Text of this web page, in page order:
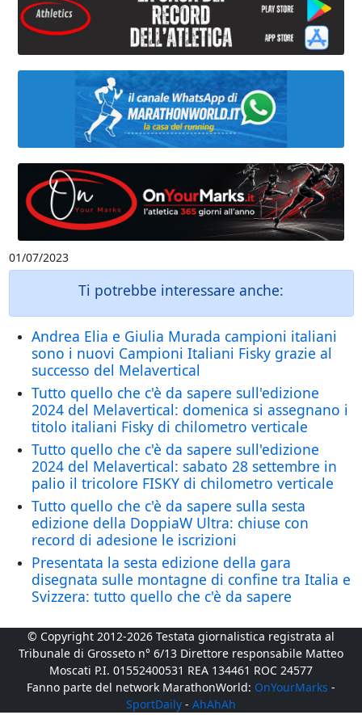
01/07/2023
Ti potrebbe interessare anche:
Andrea Elia e Giulia Murada campioni italiani
sono i nuovi Campioni Italiani Fisky grazie al
successo del Melavertical
Tutto quello che c'è da sapere sull'edizione
2024 del Melavertical: domenica si assegnano i
titolo italiani Fisky di chilometro verticale
Tutto quello che c'è da sapere sull'edizione
2024 del Melavertical: sabato 28 settembre in
palio il tricolore FISKY di chilometro verticale
Tutto quello che c'è da sapere sulla sesta
edizione della DoppiaW Ultra: chiuse con
record di adesione le iscrizioni
Presentata la sesta edizione della gara
disegnata sulle montagne di confine tra Italia e
Svizzera: tutto quello che c'è da sapere
© Copyright 2012-2026 Testata giornalistica registrata al
Tribunale di Grosseto n° 6/13 Direttore responsabile Matteo
Moscati P.I. 01552400531 REA 134461 ROC 24577
Fanno parte del network MarathonWorld: OnYourMarks -
SportDaily - AhAhAh